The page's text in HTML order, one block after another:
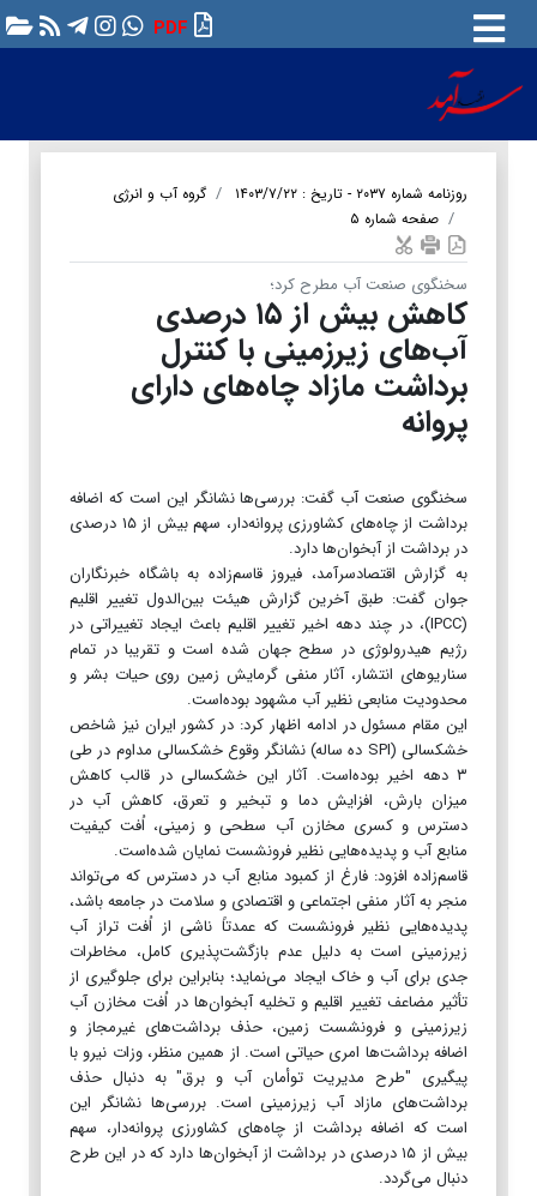
PDF
روزنامه شماره ۲۰۳۷ - تاریخ : ۱۴۰۳/۷/۲۲
گروه آب و انرژی
صفحه شماره ۵
سخنگوی صنعت آب مطرح کرد؛
کاهش بیش از ۱۵ درصدی
آب‌های زیرزمینی با کنترل
برداشت مازاد چاه‌های دارای
پروانه
سخنگوی صنعت آب گفت: بررسی‌ها نشانگر این است که اضافه
برداشت از چاه‌های کشاورزی پروانه‌دار، سهم بیش از ۱۵ درصدی
در برداشت از آبخوان‌ها دارد.
به گزارش اقتصادسرآمد، فیروز قاسم‌زاده به باشگاه خبرنگاران
جوان گفت: طبق آخرین گزارش هیئت بین‌الدول تغییر اقلیم
(IPCC)، در چند دهه اخیر تغییر اقلیم باعث ایجاد تغییراتی در
رژیم هیدرولوژی در سطح جهان شده است و تقریبا در تمام
سناریو‌های انتشار، آثار منفی گرمایش زمین روی حیات بشر و
محدودیت منابعی نظیر آب مشهود بوده‌است.
این مقام مسئول در ادامه اظهار کرد: در کشور ایران نیز شاخص
خشکسالی (SPI ده ساله) نشانگر وقوع خشکسالی مداوم در طی
۳ دهه اخیر بوده‌است. آثار این خشکسالی در قالب کاهش
میزان بارش، افزایش دما و تبخیر و تعرق، کاهش آب در
دسترس و کسری مخازن آب سطحی و زمینی، اُفت کیفیت
منابع آب و پدیده‌هایی نظیر فرونشست نمایان شده‌است.
قاسم‌زاده افزود: فارغ از کمبود منابع آب در دسترس که می‌تواند
منجر به آثار منفی اجتماعی و اقتصادی و سلامت در جامعه باشد،
پدیده‌هایی نظیر فرونشست که عمدتاً ناشی از اُفت تراز آب
زیرزمینی است به دلیل عدم بازگشت‌پذیری کامل، مخاطرات
جدی برای آب و خاک ایجاد می‌نماید؛ بنابراین برای جلوگیری از
تأثیر مضاعف تغییر اقلیم و تخلیه آبخوان‌ها در اُفت مخازن آب
زیرزمینی و فرونشست زمین، حذف برداشت‌های غیرمجاز و
اضافه برداشت‌ها امری حیاتی است. از همین منظر، وزات نیرو با
پیگیری "طرح مدیریت توأمان آب و برق" به دنبال حذف
برداشت‌های مازاد آب زیرزمینی است. بررسی‌ها نشانگر این
است که اضافه برداشت از چاه‌های کشاورزی پروانه‌دار، سهم
بیش از ۱۵ درصدی در برداشت از آبخوان‌ها دارد که در این طرح
دنبال می‌گردد.